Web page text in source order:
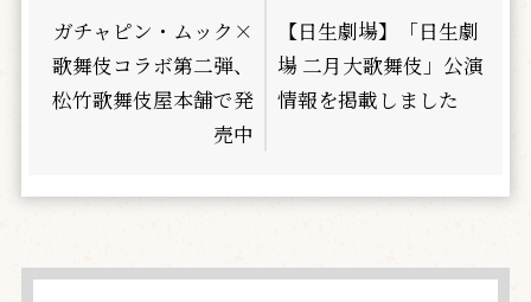
ガチャピン・ムック×
歌舞伎コラボ第二弾、
松竹歌舞伎屋本舗で発
売中
【日生劇場】「日生劇
場 二月大歌舞伎」公演
情報を掲載しました